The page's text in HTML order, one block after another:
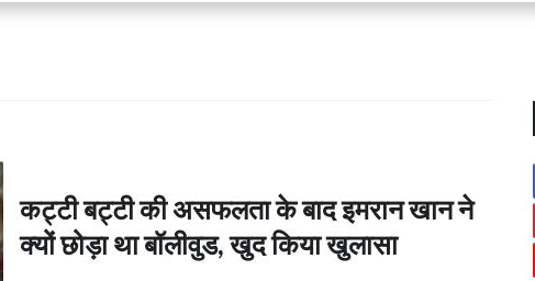
कट्टी बट्टी की असफलता के बाद इमरान खान ने
क्यों छोड़ा था बॉलीवुड, खुद किया खुलासा